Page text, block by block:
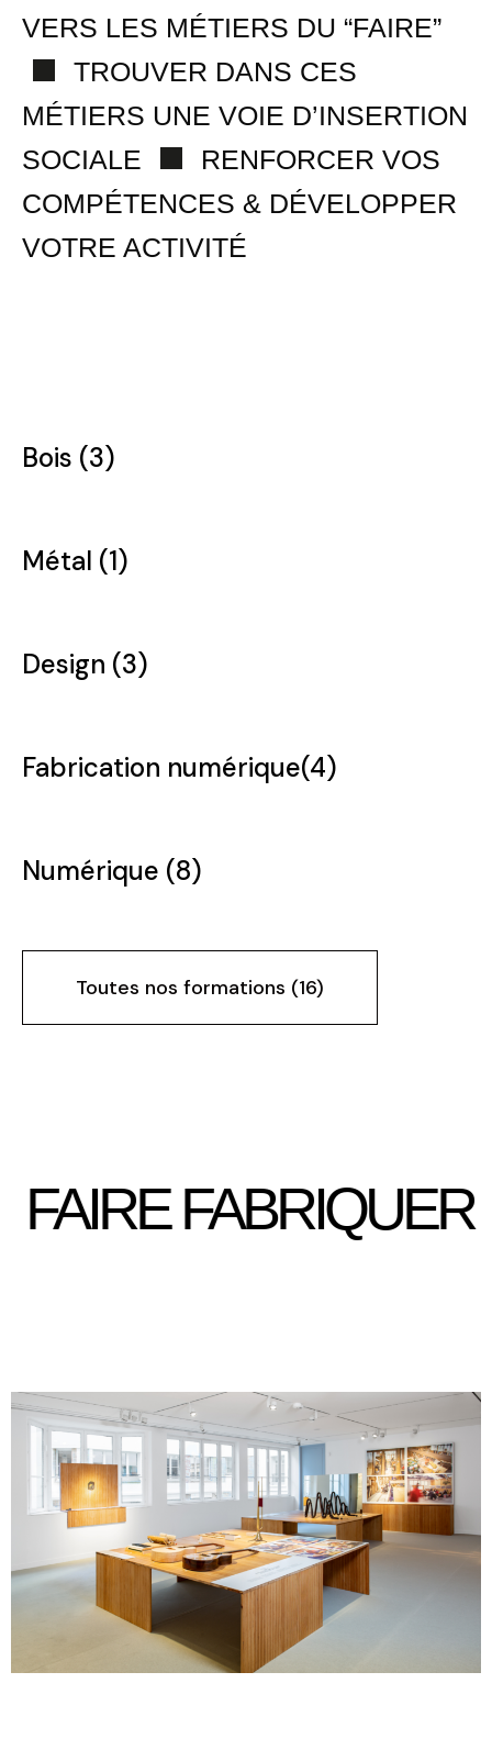
VERS LES MÉTIERS DU “FAIRE”
TROUVER DANS CES
MÉTIERS UNE VOIE D’INSERTION
SOCIALE
RENFORCER VOS
COMPÉTENCES & DÉVELOPPER
VOTRE ACTIVITÉ
Bois (3)
Métal (1)
Design (3)
Fabrication numérique(4)
Numérique (8)
Toutes nos formations (16)
Filtrer par